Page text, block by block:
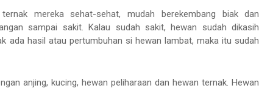
mereka sehat-sehat, mudah berekembang biak dan
sampai sakit. Kalau sudah sakit, hewan sudah dikasih
ada hasil atau pertumbuhan si hewan lambat, maka itu sudah
anjing, kucing, hewan peliharaan dan hewan ternak. Hewan